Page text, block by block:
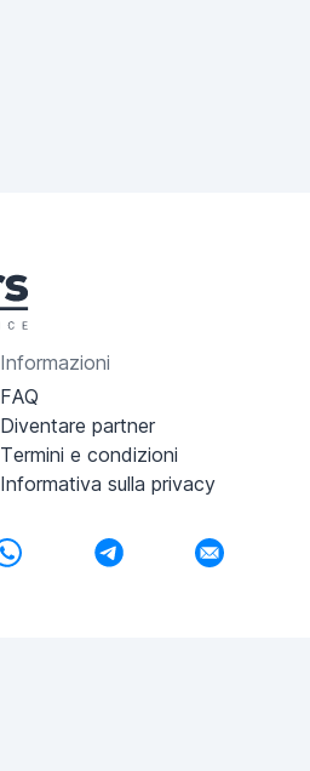
Informazioni
FAQ
Diventare partner
Termini e condizioni
Informativa sulla privacy